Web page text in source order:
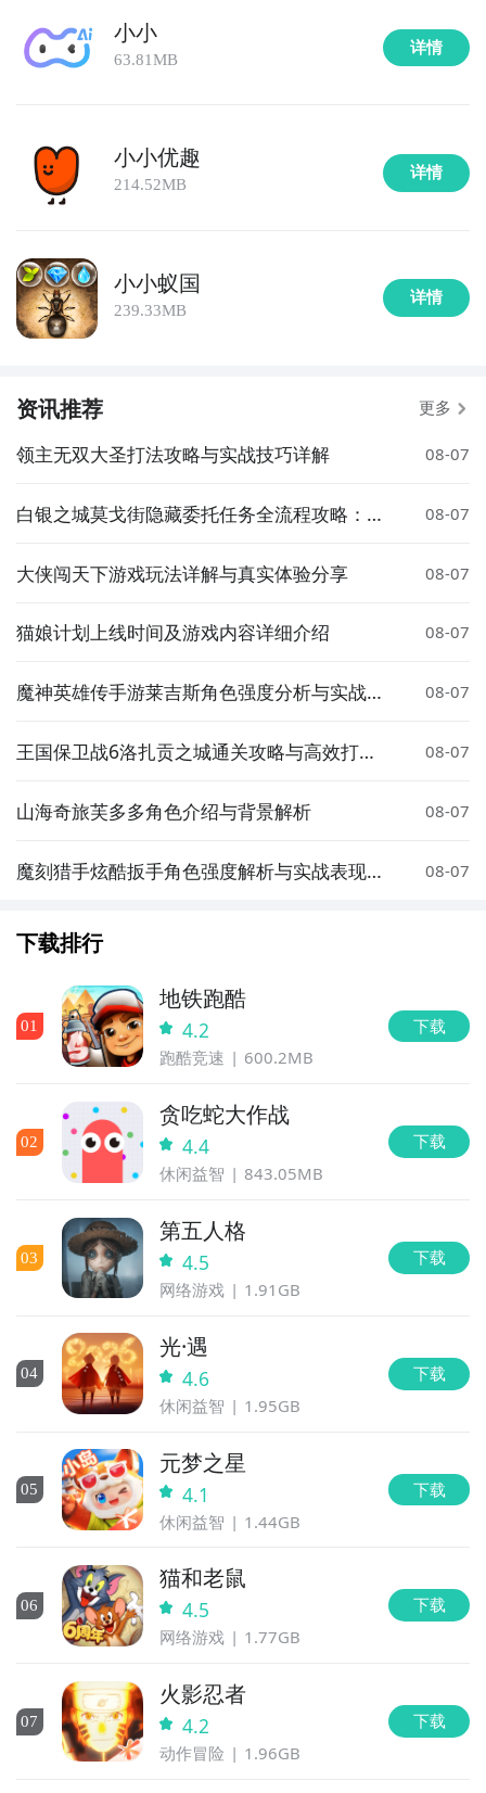
通过上面的游戏介绍和图片，可能大家对小小制作人有
大致的了解了，不过这么游戏要怎么样才能抢先体验到
呢？不用担心，目前九游客户端已经开通了测试提醒
【订阅】或者是【开测提醒】，订阅游戏就不会错过最
下载九游APP订阅小小制作人>>>>>>
一键高速下载，礼包轻松到手！
点击高速下载和GD一起面对面
The end，小小制作人的安卓模拟器图文安装教程就为
的，可以在下面留言。赶紧下载这个模拟器
，一起在电
脑上玩小小制作人吧。
小小
63.81MB
详情
小小优趣
214.52MB
详情
小小蚁国
239.33MB
详情
资讯推荐 更多
领主无双大圣打法攻略与实战技巧详解 08-07
白银之城莫戈街隐藏委托任务全流程攻略：触
08-07
大侠闯天下游戏玩法详解与真实体验分享 08-07
猫娘计划上线时间及游戏内容详细介绍 08-07
魔神英雄传手游莱吉斯角色强度分析与实战搭
08-07
王国保卫战6洛扎贡之城通关攻略与高效打法
08-07
山海奇旅芙多多角色介绍与背景解析 08-07
魔刻猎手炫酷扳手角色强度解析与实战表现评
08-07
下载排行
01
地铁跑酷
4.2
跑酷竞速 600.2MB
下载
02
贪吃蛇大作战
4.4
休闲益智 843.05MB
下载
03
第五人格
4.5
网络游戏 1.91GB
下载
04
光·遇
4.6
休闲益智 1.95GB
下载
05
元梦之星
4.1
休闲益智 1.44GB
下载
06
猫和老鼠
4.5
网络游戏 1.77GB
下载
07
火影忍者
4.2
动作冒险 1.96GB
下载